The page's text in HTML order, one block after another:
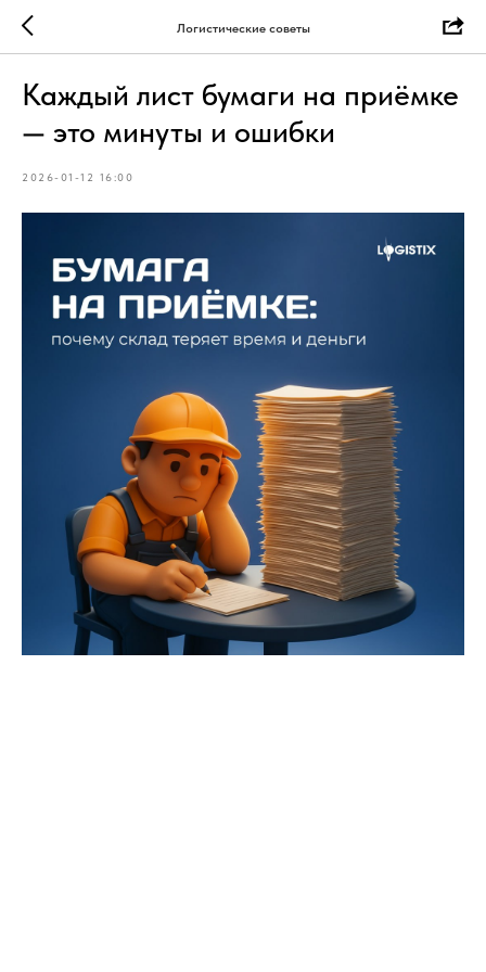
Логистические советы
Каждый лист бумаги на приёмке
— это минуты и ошибки
2026-01-12 16:00